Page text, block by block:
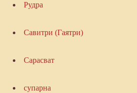
Рудра
Савитри (Гаятри)
Сарасват
супарна